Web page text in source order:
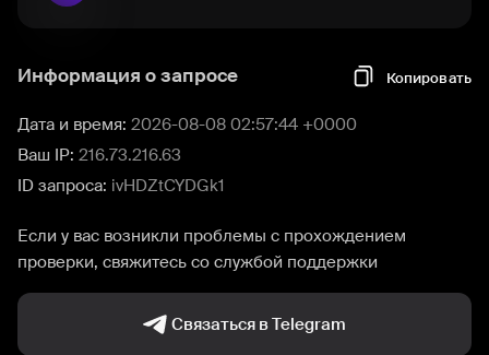
Информация о запросе Копировать
Дата и время: 2026-08-08 02:57:44 +0000
Ваш IP: 216.73.216.63
ID запроса: ivHDZtCYDGk1
Если у вас возникли проблемы с прохождением
проверки, свяжитесь со службой поддержки
Связаться в Telegram